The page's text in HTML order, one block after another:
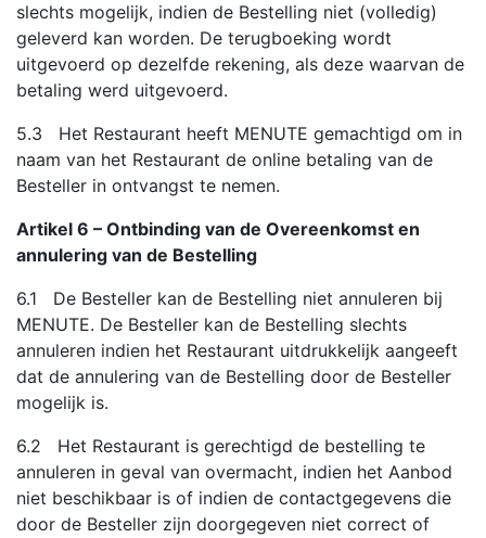
slechts mogelijk, indien de Bestelling niet (volledig)
geleverd kan worden. De terugboeking wordt
uitgevoerd op dezelfde rekening, als deze waarvan de
betaling werd uitgevoerd.
5.3 Het Restaurant heeft MENUTE gemachtigd om in
naam van het Restaurant de online betaling van de
Besteller in ontvangst te nemen.
Artikel 6 – Ontbinding van de Overeenkomst en
annulering van de Bestelling
6.1 De Besteller kan de Bestelling niet annuleren bij
MENUTE. De Besteller kan de Bestelling slechts
annuleren indien het Restaurant uitdrukkelijk aangeeft
dat de annulering van de Bestelling door de Besteller
mogelijk is.
6.2 Het Restaurant is gerechtigd de bestelling te
annuleren in geval van overmacht, indien het Aanbod
niet beschikbaar is of indien de contactgegevens die
door de Besteller zijn doorgegeven niet correct of